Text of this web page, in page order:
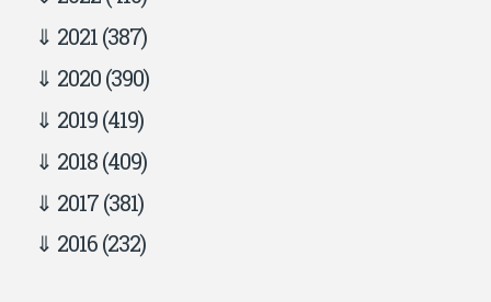
2021(387)
2020(390)
2019(419)
2018(409)
2017(381)
2016(232)